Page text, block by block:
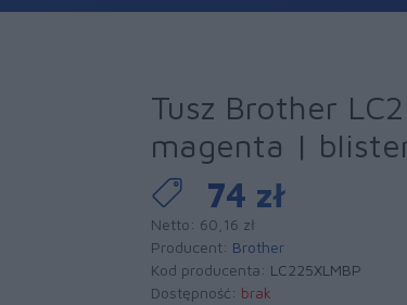
Tusz Brother
magenta |
74 zł
Netto: 60,16 zł
Producent: Brother
Kod producenta: LC225XLMBP
Dostępność: brak